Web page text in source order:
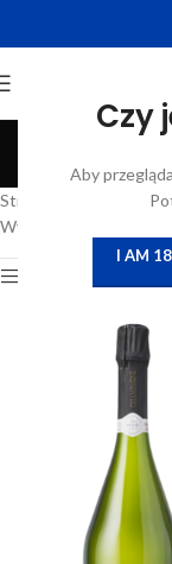
Czy
Aby
I AM
Strona główna
Katalog
Wyświetlanie